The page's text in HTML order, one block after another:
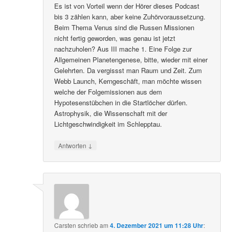
Es ist von Vorteil wenn der Hörer dieses Podcast
bis 3 zählen kann, aber keine Zuhörvoraussetzung.
Beim Thema Venus sind die Russen Missionen
nicht fertig geworden, was genau ist jetzt
nachzuholen? Aus III mache 1. Eine Folge zur
Allgemeinen Planetengenese, bitte, wieder mit einer
Gelehrten. Da vergissst man Raum und Zeit. Zum
Webb Launch, Kerngeschäft, man möchte wissen
welche der Folgemissionen aus dem
Hypotesenstübchen in die Startlöcher dürfen.
Astrophysik, die Wissenschaft mit der
Lichtgeschwindigkeit im Schlepptau.
Antworten ↓
Carsten schriebam4. Dezember 2021 um 11:28 Uhr: